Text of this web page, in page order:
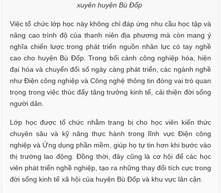
xuyên huyện Bù Đốp
Việc tổ chức lớp học này không chỉ đáp ứng nhu cầu học tập và
nâng cao trình độ của thanh niên địa phương mà còn mang ý
nghĩa chiến lược trong phát triển nguồn nhân lực có tay nghề
cao cho huyện Bù Đốp. Trong bối cảnh công nghiệp hóa, hiện
đại hóa và chuyển đổi số ngày càng phát triển, các ngành nghề
như Điện công nghiệp và Công nghệ thông tin đóng vai trò quan
trọng trong việc thúc đẩy tăng trưởng kinh tế, cải thiện đời sống
người dân.
Lớp học được tổ chức nhằm trang bị cho học viên kiến thức
chuyên sâu và kỹ năng thực hành trong lĩnh vực Điện công
nghiệp và Ứng dụng phần mềm, giúp họ tự tin hơn khi bước vào
thị trường lao động. Đồng thời, đây cũng là cơ hội để các học
viên phát triển nghề nghiệp, tạo ra những thay đổi tích cực trong
đời sống kinh tế xã hội của huyện Bù Đốp và khu vực lân cận.